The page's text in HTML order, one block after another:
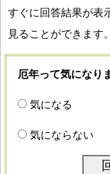
すぐに回答結果が表
見ることができます。
厄年って気になり
気になる
気にならない